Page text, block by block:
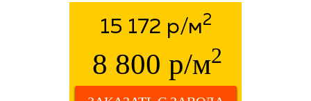
15 172 р/м2
8 800 р/м2